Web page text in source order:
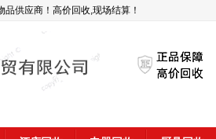
供应商！高价回收,现场结算！